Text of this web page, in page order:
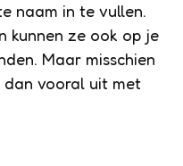
naam in te vullen.
kunnen ze ook op je
Maar misschien
vooral uit met